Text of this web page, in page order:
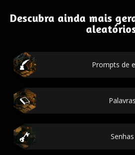
Descubra ainda mais
Prompts de
Palavras
Senhas